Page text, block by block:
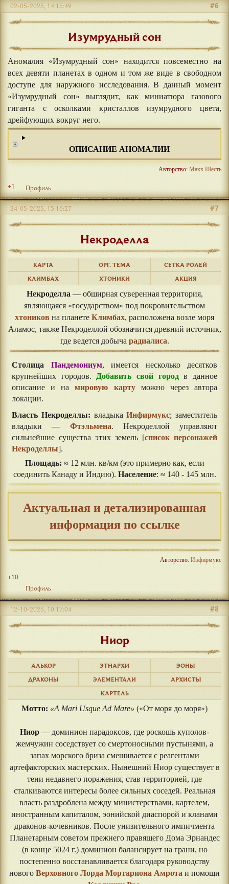
#6
02-05-2025, 14:15:49
Изумрудный сон
Аномалия «Изумрудный сон» находится повсеместно на
всех девяти планетах в одном и том же виде в свободном
доступе для наружного исследования. В данный момент
«Изумрудный сон» выглядит, как миниатюра газового
гиганта с осколками кристаллов изумрудного цвета,
дрейфующих вокруг него.
ОПИСАНИЕ АНОМАЛИИ
Авторство: Макх Шесть
+1 Профиль
#7
24-05-2025, 15:16:27
Некроделла
КАРТА ОРГ. ТЕМА
СЕТКА РОЛЕЙ
КЛИМБАХ
ХТОНИКИ АКЦИЯ
Некроделла— обширная суверенная территория,
являющаяся «государством» под покровительством
хтоников на планете Климбах, расположена возле моря
Аламос, также Некроделлой обозначится древний источник,
где ведется добыча радиалиса.
Столица Пандемониум, имеется несколько десятков
крупнейших городов.Добавить свой городв данное
описание и намировую картуможно через автора
локации.
Власть Некроделлы: владыкаИнфирмукс; заместитель
владыки — Фтэльмена. Некроделлой управляют
сильнейшие существа этих земель [список персонажей
Некроделлы].
Площадь: ≈ 12 млн. кв/км (это примерно как, если
соединить Канаду и Индию). Население: ≈ 140 - 145 млн.
Актуальная и детализированная
информация по ссылке
Авторство: Инфирмукс
+10
Профиль
#8
12-10-2025, 10:17:04
Ниор
АЛЬКОР ЭТНАРХИ
ЭОНЫ
ДРАКОНЫ
ЭЛЕМЕНТАЛИ
АРХИСТЫ
КАРТЕЛЬ
Мотто: «A Mari Usque Ad Mare» («От моря до моря»)
Ниор — доминион парадоксов, где роскошь куполов-
жемчужин соседствует со смертоносными пустынями, а
запах морского бриза смешивается с реагентами
артефакторских мастерских. Нынешний Ниор существует в
тени недавнего поражения, став территорией, где
сталкиваются интересы более сильных соседей. Реальная
власть раздроблена между министерствами, картелем,
иностранным капиталом, эонийской диаспорой и кланами
драконов-кочевников. После унизительного импичмента
Планетарным советом прежнего правящего Дома Эрнандес
(в конце 5024 г.) доминион балансирует на грани, но
постепенно восстанавливается благодаря руководству
нового Верховного Лорда Мортариона Амрота и помощи